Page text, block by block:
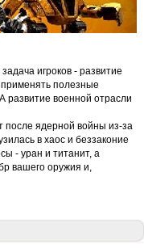
игроков - развитие
применять полезные
развитие военной отрасли
после ядерной войны из-за
в хаос и беззаконие
- уран и титанит, а
вашего оружия и,